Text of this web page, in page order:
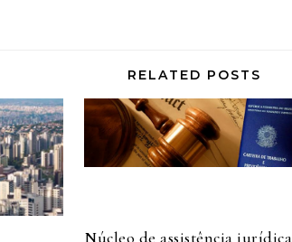
RELATED POSTS
Núcleo de assistência jurídica